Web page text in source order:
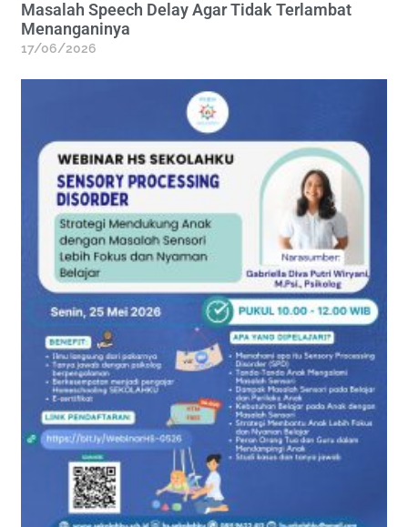
Masalah Speech Delay Agar Tidak Terlambat
Menanganinya
17/06/2026